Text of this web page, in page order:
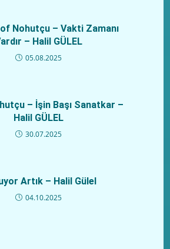
Nohutçu – Vakti Zamanı
– Halil GÜLEL
05.08.2025
– İşin Başı Sanatkar –
Halil GÜLEL
30.07.2025
Artık – Halil Gülel
04.10.2025